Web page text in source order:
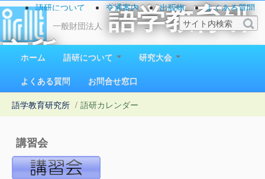
一般財団法人
語学教育研
究所
1923（大正12）年創立
語研について 交通案内 出版物
よくある質問
お問い合わせ
ホーム 語研について
研究大会
よくある質問
お問合せ窓口
語学教育研究所 / 語研カレンダー
講習会